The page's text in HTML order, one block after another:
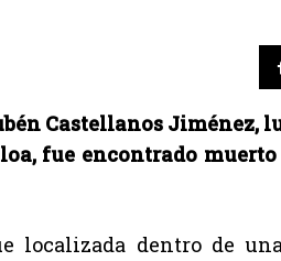
Castellanos Jiménez,
fue encontrado
localizada dentro de